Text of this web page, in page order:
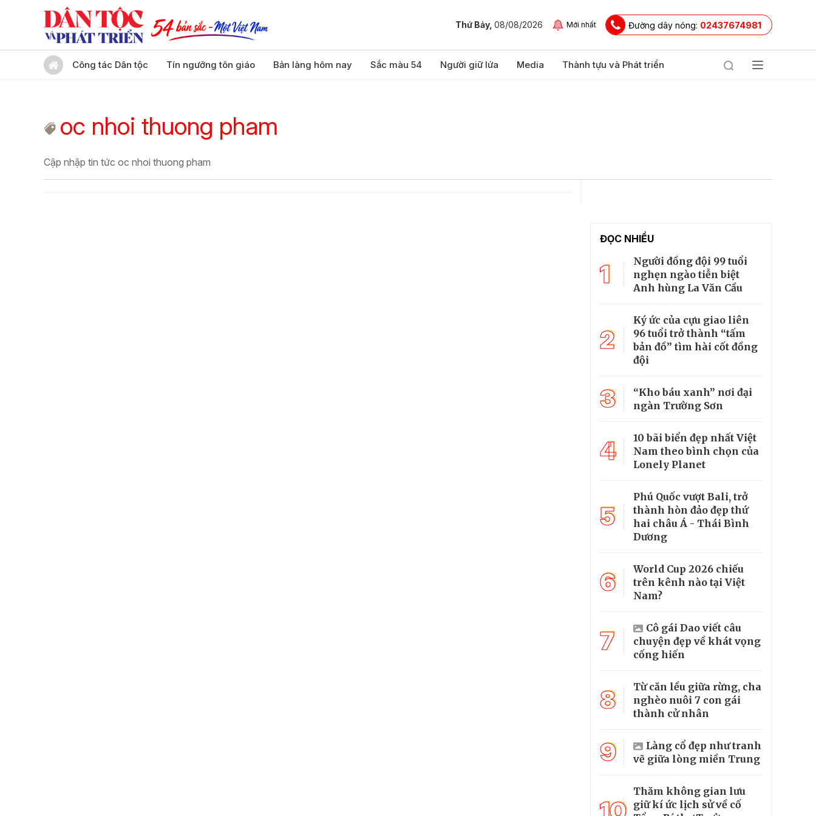
Thứ Bảy, 08/08/2026 Mới nhất Đường dây nóng: 02437674981
Công tác Dân tộc Tín ngưỡng tôn giáo Bản làng hôm nay Sắc màu 54 Người giữ lửa Media Thành tựu và Phát triển
oc nhoi thuong pham
Cập nhập tin tức oc nhoi thuong pham
ĐỌC NHIỀU
1
Người đồng đội 99 tuổi
nghẹn ngào tiễn biệt
Anh hùng La Văn Cầu
2
Ký ức của cựu giao liên
96 tuổi trở thành “tấm
bản đồ” tìm hài cốt đồng
đội
3
“Kho báu xanh” nơi đại
ngàn Trường Sơn
4
10 bãi biển đẹp nhất Việt
Nam theo bình chọn của
Lonely Planet
5
Phú Quốc vượt Bali, trở
thành hòn đảo đẹp thứ
hai châu Á - Thái Bình
Dương
6
World Cup 2026 chiếu
trên kênh nào tại Việt
Nam?
7
Cô gái Dao viết câu
chuyện đẹp về khát vọng
cống hiến
8
Từ căn lều giữa rừng, cha
nghèo nuôi 7 con gái
thành cử nhân
9
Làng cổ đẹp như tranh
vẽ giữa lòng miền Trung
Thăm không gian lưu
giữ kí ức lịch sử về cố